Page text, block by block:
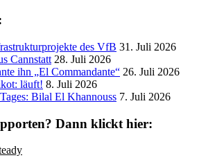
des VfB 31. Juli 2026
Cannstatt 28. Juli 2026
ihn „El Commandante“ 26. Juli 2026
läuft! 8. Juli 2026
Bilal El Khannouss 7. Juli 2026
Dann klickt hier: